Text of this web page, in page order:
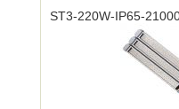
ST3-220W-IP65-